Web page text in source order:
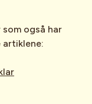
også har